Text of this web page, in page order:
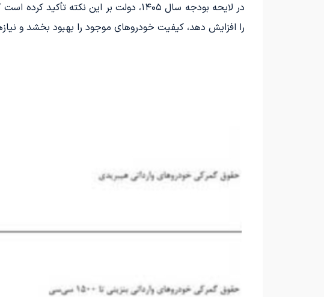
در لایحه بودجه سال ۱۴۰۵، دولت بر این
را افزایش دهد، کیفیت خودروهای موجود را بهبود بخشد و